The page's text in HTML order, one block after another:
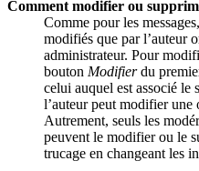
Comment modifier ou
Comme pour les
modifiés que par l’auteur
administrateur. Pour
bouton Modifierdu
celui auquel est associé le
l’auteur peut modifier une
Autrement, seuls les
peuvent le modifier ou le
trucage en changeant les